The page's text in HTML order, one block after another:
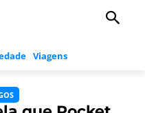
Viagens